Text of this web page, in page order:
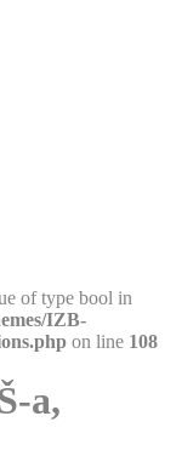
of type bool in
IZB-
on line 108
a,